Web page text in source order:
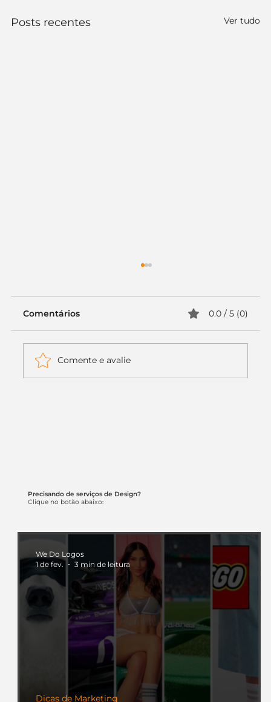
Precisando de serviços de Design?
Clique no botão abaixo:
Dicas de Marketing
We Do Logos
1 de fev.
3 min de leitura
Posts recentes Ver tudo
Comentários 0.0 / 5 (0)
Comente e avalie